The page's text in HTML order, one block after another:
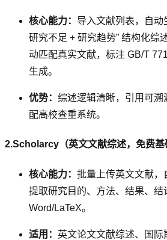
核心能力： 导入文献列表，自动
研究不足 + 研究趋势” 结构化综
动匹配真实文献，标注 GB/T
生成。
优势： 综述逻辑清晰，引用可
配高校查重系统。
2.Scholarcy（英文文献综述，免费基
核心能力： 批量上传英文文献，
提取研究目的、方法、结果、结
Word/LaTeX。
适用： 英文论文文献综述、国际